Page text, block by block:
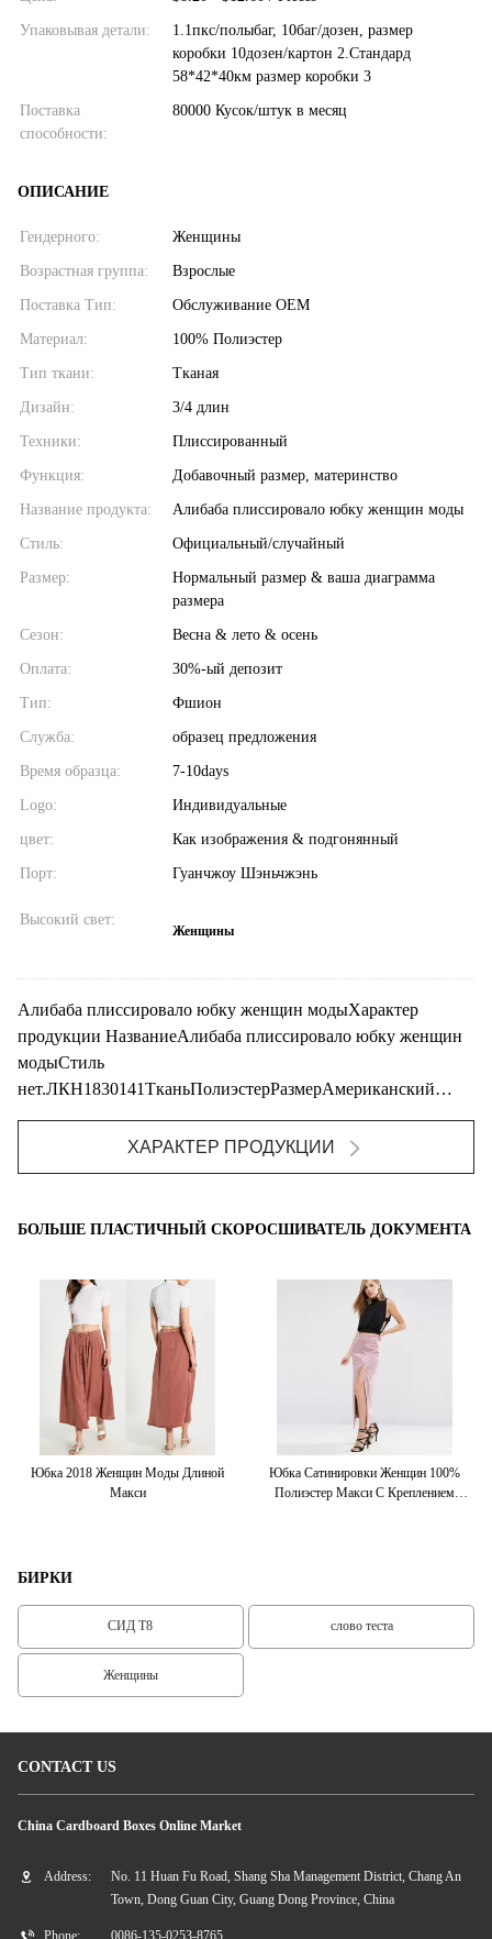
Упаковывая детали:
1.1пкс/полыбаг, 10баг/дозен, размер
коробки 10дозен/картон 2.Стандард
58*42*40км размер коробки 3
Поставка
способности:
80000 Кусок/штук в месяц
ОПИСАНИЕ
Гендерного: Женщины
Возрастная группа: Взрослые
Поставка Тип: Обслуживание OEM
Материал: 100% Полиэстер
Тип ткани: Тканая
Дизайн: 3/4 длин
Техники: Плиссированный
Функция: Добавочный размер, материнство
Название продукта: Алибаба плиссировало юбку женщин моды
Стиль: Официальный/случайный
Размер:
Нормальный размер & ваша диаграмма
размера
Сезон: Весна & лето & осень
Оплата: 30%-ый депозит
Тип: Фшион
Служба: образец предложения
Время образца: 7-10days
Logo: Индивидуальные
цвет: Как изображения & подгонянный
Порт: Гуанчжоу Шэньчжэнь
Высокий свет:
Женщины
Алибаба плиссировало юбку женщин модыХарактер
продукции НазваниеАлибаба плиссировало юбку женщин
модыСтиль
нет.ЛКН1830141ТканьПолиэстерРазмерАмериканский
дизайнЦветПинкБольш...ХАРАКТЕР ПРОДУКЦИИ
БОЛЬШЕ ПЛАСТИЧНЫЙ СКОРОСШИВАТЕЛЬ ДОКУМЕНТА
Юбка 2018 Женщин Моды Длиной
Макси
Юбка Сатинировки Женщин 100%
Полиэстер Макси С Креплением
БИРКИ
СИД T8 слово теста
Женщины
CONTACT US
China Cardboard Boxes Online Market
Address:
No. 11 Huan Fu Road, Shang Sha Management District, Chang An
Town, Dong Guan City, Guang Dong Province, China